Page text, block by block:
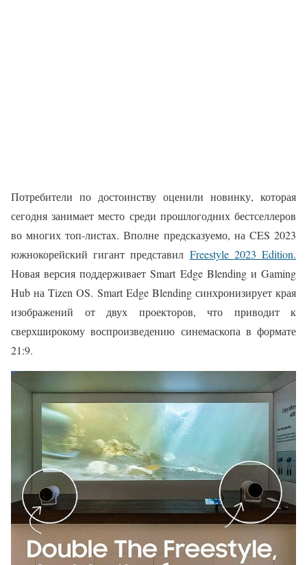
Потребители по достоинству оценили новинку, которая
сегодня занимает место среди прошлогодних бестселлеров
во многих топ-листах. Вполне предсказуемо, на CES 2023
южнокорейский гигант представил Freestyle 2023 Edition.
Новая версия поддерживает Smart Edge Blending и Gaming
Hub на Tizen OS. Smart Edge Blending синхронизирует края
изображений от двух проекторов, что приводит к
сверхширокому воспроизведению синемаскопа в формате
21:9.